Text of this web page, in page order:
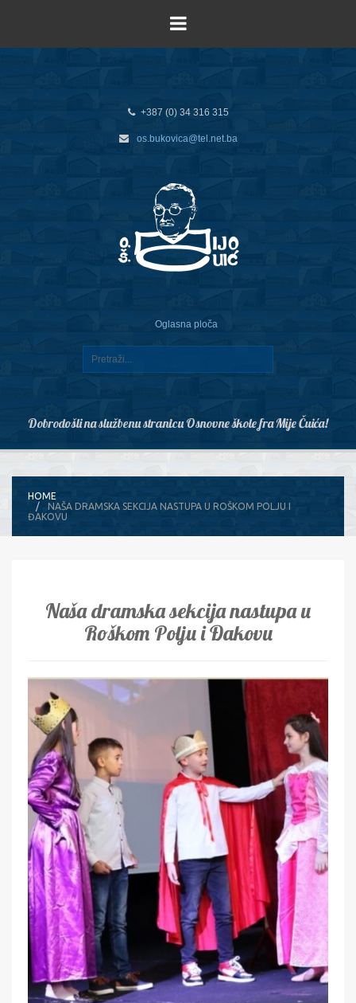
+387 (0) 34 316 315
os.bukovica@tel.net.ba
Oglasna ploča
Dobrodošli na službenu stranicu Osnovne škole fra Mije Čuića!
HOME
NAŠA DRAMSKA SEKCIJA NASTUPA U ROŠKOM POLJU I
ĐAKOVU
Naša dramska sekcija nastupa u
Roškom Polju i Đakovu